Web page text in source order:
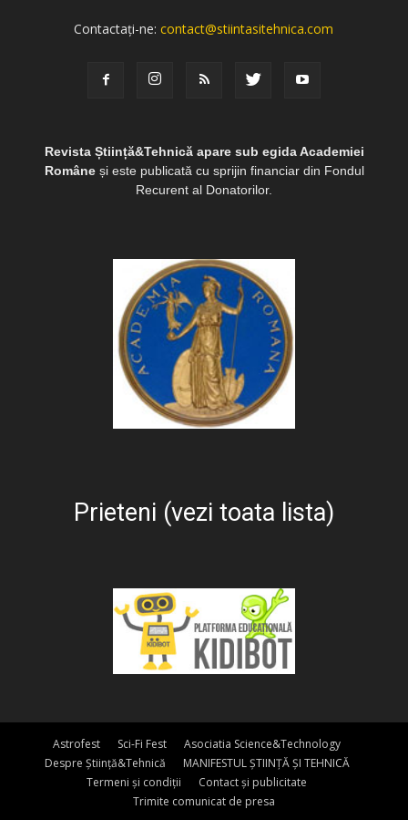
Contactați-ne:contact@stiintasitehnica.com
Revista Știință&Tehnică apare sub egida Academiei
Româneși este publicată cu sprijin financiar din Fondul
Recurent al Donatorilor.
Prieteni (vezi toata lista)
Astrofest Sci-Fi Fest
Asociatia Science&Technology
Despre Știință&Tehnică
MANIFESTUL ȘTIINȚĂ ȘI TEHNICĂ
Termeni și condiții
Contact și publicitate
Trimite comunicat de presa